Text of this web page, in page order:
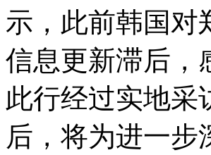
示，此前韩国对
信息更新滞后，
此行经过实地采
后，将为进一步